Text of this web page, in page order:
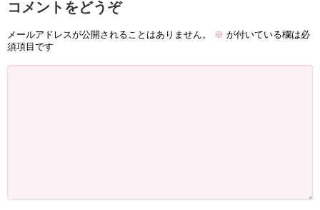
コメントをどうぞ
メールアドレスが公開されることはありません。 ※ が付いている欄は必
須項目です